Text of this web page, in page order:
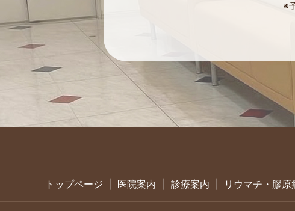
※
トップページ 医院案内 診療案内 リウマチ・膠原